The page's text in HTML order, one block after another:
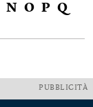
N O P Q
PUBBLICITÀ